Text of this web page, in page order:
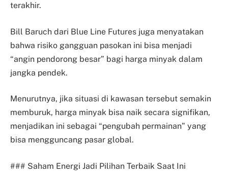
terakhir.
Bill Baruch dari Blue Line Futures juga menyatakan
bahwa risiko gangguan pasokan ini bisa menjadi
“angin pendorong besar” bagi harga minyak dalam
jangka pendek.
Menurutnya, jika situasi di kawasan tersebut semakin
memburuk, harga minyak bisa naik secara signifikan,
menjadikan ini sebagai “pengubah permainan” yang
bisa mengguncang pasar global.
### Saham Energi Jadi Pilihan Terbaik Saat Ini